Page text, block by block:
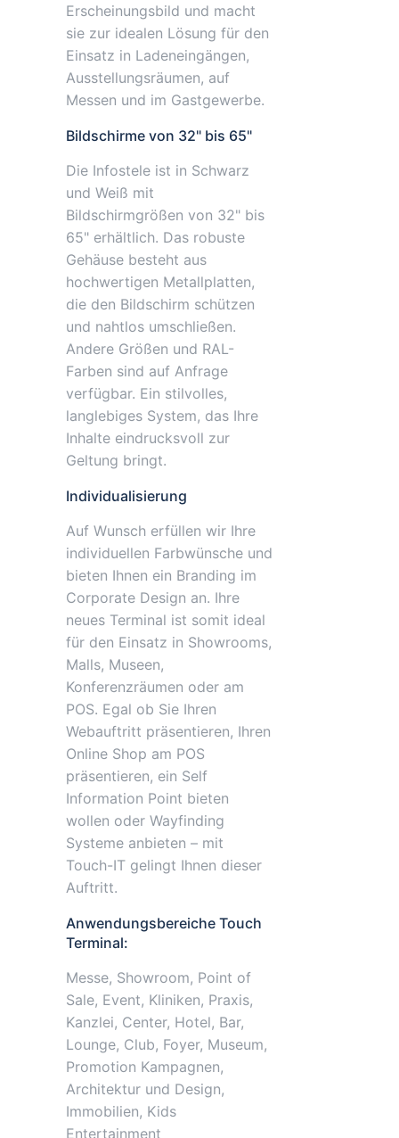
Erscheinungsbild und macht
sie zur idealen Lösung für den
Einsatz in Ladeneingängen,
Ausstellungsräumen, auf
Messen und im Gastgewerbe.
Bildschirme von 32" bis 65"
Die Infostele ist in Schwarz
und Weiß mit
Bildschirmgrößen von 32" bis
65" erhältlich. Das robuste
Gehäuse besteht aus
hochwertigen Metallplatten,
die den Bildschirm schützen
und nahtlos umschließen.
Andere Größen und RAL-
Farben sind auf Anfrage
verfügbar. Ein stilvolles,
langlebiges System, das Ihre
Inhalte eindrucksvoll zur
Geltung bringt.
Individualisierung
Auf Wunsch erfüllen wir Ihre
individuellen Farbwünsche und
bieten Ihnen ein Branding im
Corporate Design an. Ihre
neues Terminal ist somit ideal
für den Einsatz in Showrooms,
Malls, Museen,
Konferenzräumen oder am
POS. Egal ob Sie Ihren
Webauftritt präsentieren, Ihren
Online Shop am POS
präsentieren, ein Self
Information Point bieten
wollen oder Wayfinding
Systeme anbieten – mit
Touch-IT gelingt Ihnen dieser
Auftritt.
Anwendungsbereiche Touch
Terminal:
Messe, Showroom, Point of
Sale, Event, Kliniken, Praxis,
Kanzlei, Center, Hotel, Bar,
Lounge, Club, Foyer, Museum,
Promotion Kampagnen,
Architektur und Design,
Immobilien, Kids
Entertainment